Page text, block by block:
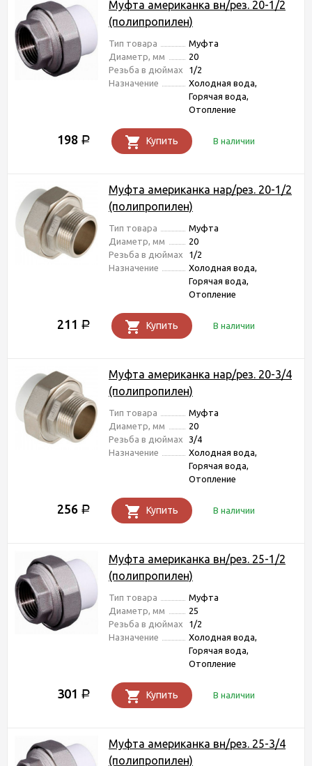
Муфта американка вн/рез. 20-1/2
(полипропилен)
Тип товара
Муфта
Диаметр, мм
20
Резьба в дюймах
1/2
Назначение
Холодная вода,
Горячая вода,
Отопление
198 Р Купить В наличии
Муфта американка нар/рез. 20-1/2
(полипропилен)
Тип товара
Муфта
Диаметр, мм
20
Резьба в дюймах
1/2
Назначение
Холодная вода,
Горячая вода,
Отопление
211 Р Купить В наличии
Муфта американка нар/рез. 20-3/4
(полипропилен)
Тип товара
Муфта
Диаметр, мм
20
Резьба в дюймах
3/4
Назначение
Холодная вода,
Горячая вода,
Отопление
256 Р Купить В наличии
Муфта американка вн/рез. 25-1/2
(полипропилен)
Тип товара
Муфта
Диаметр, мм
25
Резьба в дюймах
1/2
Назначение
Холодная вода,
Горячая вода,
Отопление
301 Р Купить В наличии
Муфта американка вн/рез. 25-3/4
(полипропилен)